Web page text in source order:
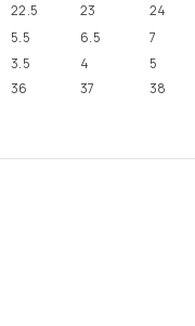
22.5 23
24
5.5 6.5
7
3.5 4
5
36 37 38